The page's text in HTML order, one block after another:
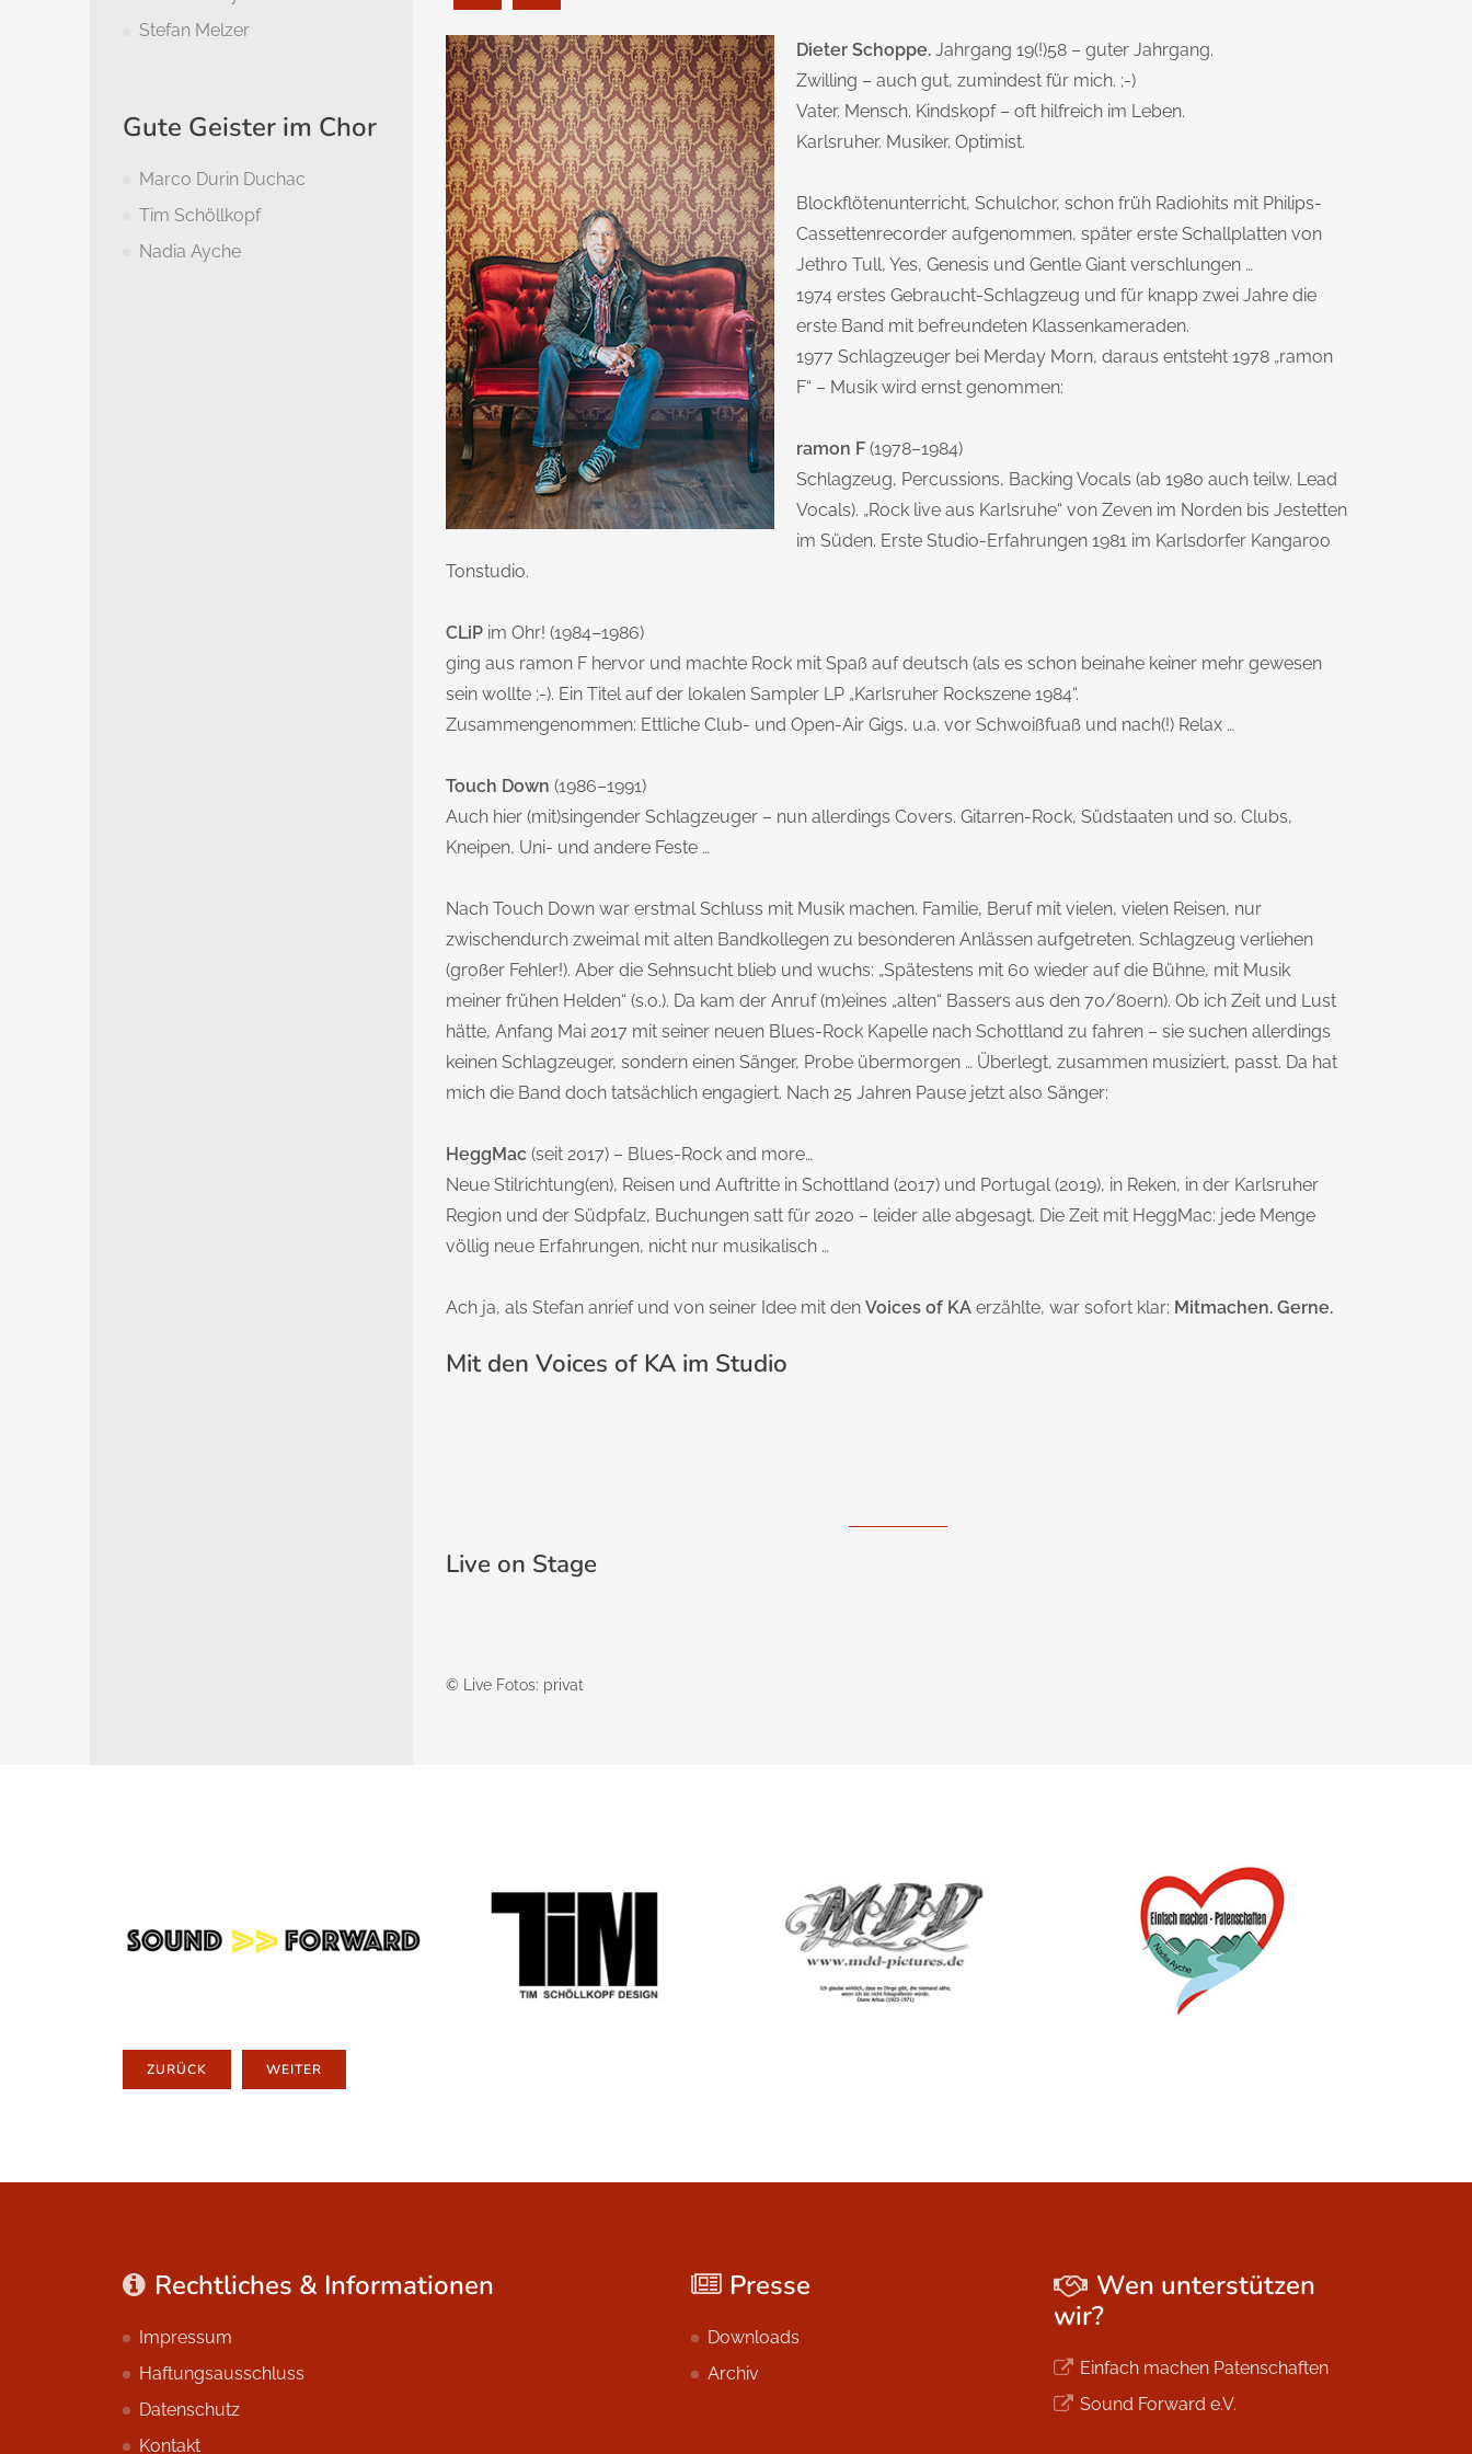
Stefan Melzer
Gute Geister im Chor
Marco Durin Duchac
Tim Schöllkopf
Nadia Ayche
Dieter Schoppe. Jahrgang 19(!)58 – guter Jahrgang.
Zwilling – auch gut, zumindest für mich. ;-)
Vater. Mensch. Kindskopf – oft hilfreich im Leben.
Karlsruher. Musiker. Optimist.
Blockflötenunterricht, Schulchor, schon früh Radiohits mit Philips-
Cassettenrecorder aufgenommen, später erste Schallplatten von
Jethro Tull, Yes, Genesis und Gentle Giant verschlungen …
1974 erstes Gebraucht-Schlagzeug und für knapp zwei Jahre die
erste Band mit befreundeten Klassenkameraden.
1977 Schlagzeuger bei Merday Morn, daraus entsteht 1978 „ramon
F“ – Musik wird ernst genommen:
ramon F (1978–1984)
Schlagzeug, Percussions, Backing Vocals (ab 1980 auch teilw. Lead
Vocals). „Rock live aus Karlsruhe“ von Zeven im Norden bis Jestetten
im Süden. Erste Studio-Erfahrungen 1981 im Karlsdorfer Kangaroo
Tonstudio.
CLiP im Ohr! (1984–1986)
ging aus ramon F hervor und machte Rock mit Spaß auf deutsch (als es schon beinahe keiner mehr gewesen
sein wollte ;-). Ein Titel auf der lokalen Sampler LP „Karlsruher Rockszene 1984“.
Zusammengenommen: Ettliche Club- und Open-Air Gigs, u.a. vor Schwoißfuaß und nach(!) Relax …
Touch Down (1986–1991)
Auch hier (mit)singender Schlagzeuger – nun allerdings Covers. Gitarren-Rock, Südstaaten und so. Clubs,
Kneipen, Uni- und andere Feste …
Nach Touch Down war erstmal Schluss mit Musik machen. Familie, Beruf mit vielen, vielen Reisen, nur
zwischendurch zweimal mit alten Bandkollegen zu besonderen Anlässen aufgetreten. Schlagzeug verliehen
(großer Fehler!). Aber die Sehnsucht blieb und wuchs: „Spätestens mit 60 wieder auf die Bühne, mit Musik
meiner frühen Helden“ (s.o.). Da kam der Anruf (m)eines „alten“ Bassers aus den 70/80ern). Ob ich Zeit und Lust
hätte, Anfang Mai 2017 mit seiner neuen Blues-Rock Kapelle nach Schottland zu fahren – sie suchen allerdings
keinen Schlagzeuger, sondern einen Sänger, Probe übermorgen … Überlegt, zusammen musiziert, passt. Da hat
mich die Band doch tatsächlich engagiert. Nach 25 Jahren Pause jetzt also Sänger:
HeggMac (seit 2017) – Blues-Rock and more…
Neue Stilrichtung(en), Reisen und Auftritte in Schottland (2017) und Portugal (2019), in Reken, in der Karlsruher
Region und der Südpfalz, Buchungen satt für 2020 – leider alle abgesagt. Die Zeit mit HeggMac: jede Menge
völlig neue Erfahrungen, nicht nur musikalisch …
Ach ja, als Stefan anrief und von seiner Idee mit den Voices of KA erzählte, war sofort klar: Mitmachen. Gerne.
Mit den Voices of KA im Studio
Live on Stage
© Live Fotos: privat
ZURÜCK WEITER
Rechtliches & Informationen
Impressum
Haftungsausschluss
Datenschutz
Kontakt
Presse
Downloads
Archiv
Wen unterstützen
wir?
Einfach machen Patenschaften
Sound Forward e.V.